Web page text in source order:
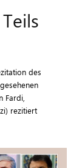
des
Fardi,
rezitiert